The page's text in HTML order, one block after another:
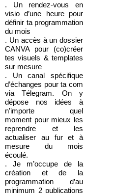
. Un rendez-vous en
visio d’une heure pour
définir ta programmation
du mois
. Un accès à un dossier
CANVA pour (co)créer
tes visuels & templates
sur mesure
. Un canal spécifique
d’échanges pour ta com
via Télegram. On y
dépose nos idées à
n’importe quel
moment pour mieux les
reprendre et les
actualiser au fur et à
mesure du mois
écoulé.
.Je m’occupe de la
création et de la
programmation d’au
minimum 2 publications